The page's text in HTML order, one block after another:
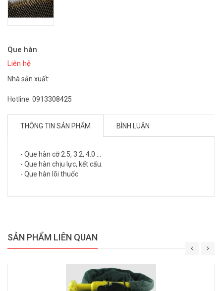
Que hàn
Liên hệ
Nhà sản xuất:
Hotline: 0913308425
THÔNG TIN SẢN PHẨM BÌNH LUẬN
- Que hàn cỡ 2.5, 3.2, 4.0 ...
- Que hàn chịu lực, kết cấu.
- Que hàn lõi thuốc
SẢN PHẨM LIÊN QUAN